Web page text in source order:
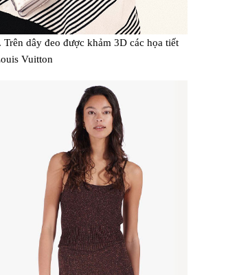
dây đeo được khảm 3D các họa tiết
Vuitton